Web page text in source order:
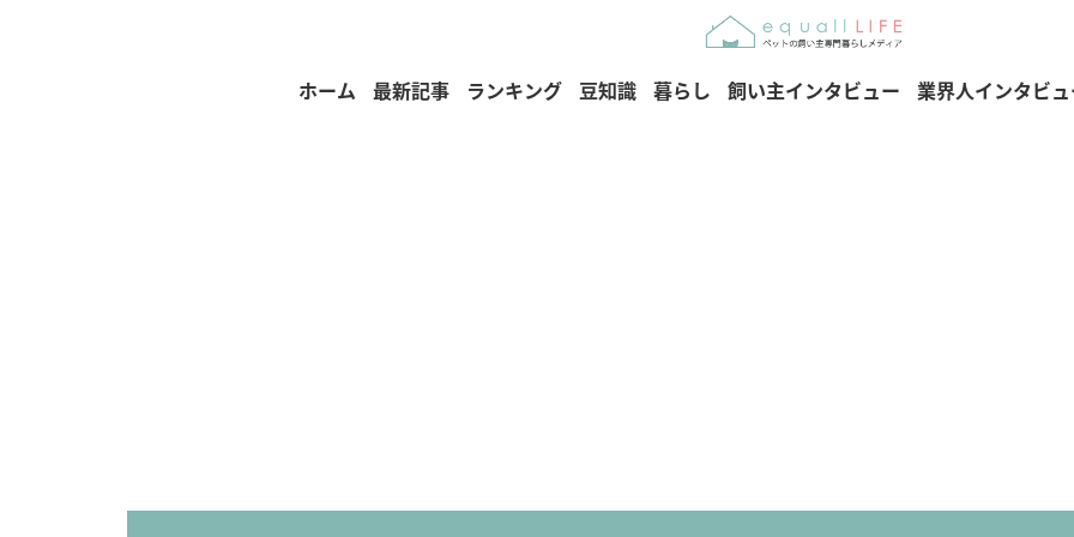
ホーム 最新記事 ランキング 豆知識 暮らし 飼い主インタビュー 業界人インタビ